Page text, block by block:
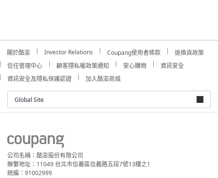
關於酷澎 Investor Relations Coupang使用者條款
退換貨政策
信任管理中心
顧客隱私權政策通知 安心購物
資訊安全
資訊安全及隱私保護認證
加入酷澎商城
Global Site
公司名稱：酷澎股份有限公司
聯繫地址：11049 台北市信義區信義路五段7號13樓之1
統編：91002999